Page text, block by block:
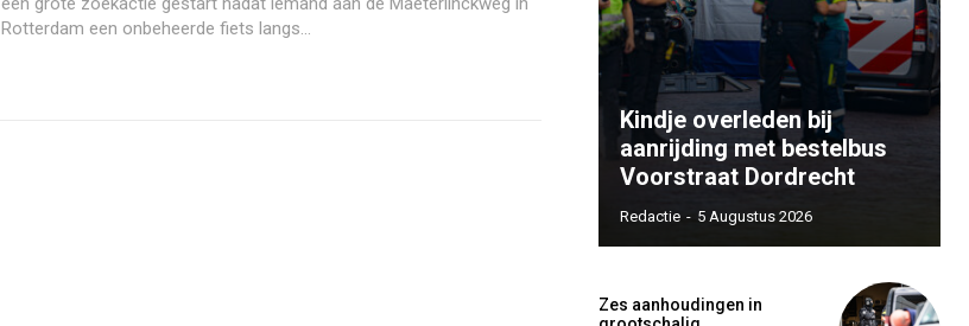
Rotterdam een onbeheerde fiets langs...
Kindje overleden bij
aanrijding met bestelbus
Voorstraat Dordrecht
Redactie - 5 Augustus 2026
Zes aanhoudingen in